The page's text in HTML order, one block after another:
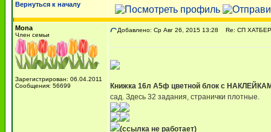
Вернуться к началу
Mona
Член семьи
Зарегистрирован: 06.04.2011
Сообщения: 56699
Добавлено: Ср Авг 26, 2015 13:28 Re: СП ХАТБЕР
Книжка 16л А5ф цветной блок с
сад. Здесь 32 задания, странички плотные.
(ссылка не работает)